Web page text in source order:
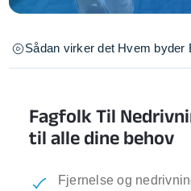
Sådan virker det Hvem byder
Fagfolk Til
til alle dine behov
Fjernelse og